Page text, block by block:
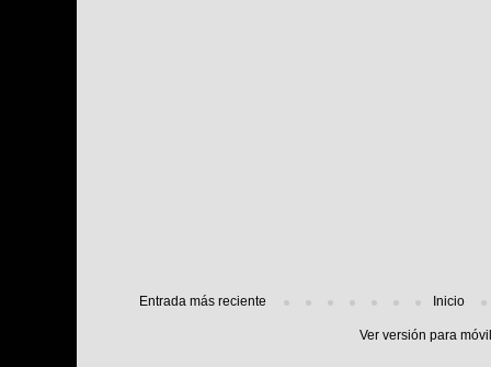
Entrada más reciente Inicio
Ver versión para